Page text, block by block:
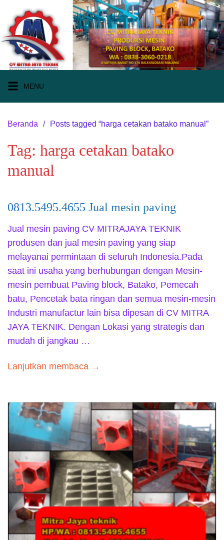
konten
MENU
Beranda Posts tagged “harga cetakan batako manual”
Tag: harga cetakan batako
manual
0813.5495.4655 Jual mesin paving
Jual mesin paving CV MITRAJAYA TEKNIK
produsen dan jual mesin paving yang siap
melayanai permintaan di seluruh Indonesia.Pada
saat ini usaha yang berhubungan dengan Mesin-
mesin pembuat Paving block, Batako, Pemecah
batu, Pencetak bata ringan dan semua mesin-mesin
Industri manufactur lain bisa dipesan di CV MITRA
JAYA TEKNIK. Dengan Lokasi yang strategis dan
mudah di jangkau …
Lanjutkan membaca →